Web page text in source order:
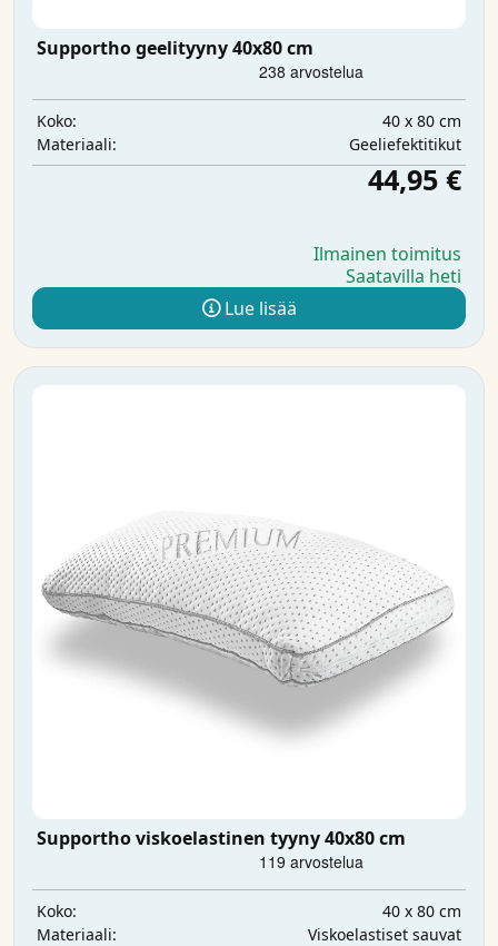
Supportho geelityyny 40x80 cm
Koko:
40 x 80 cm
Materiaali:
Geeliefektitikut
44,95 €
Ilmainen toimitus
Saatavilla heti
Lue lisää
Supportho viskoelastinen tyyny 40x80 cm
Koko:
40 x 80 cm
Materiaali:
Viskoelastiset sauvat